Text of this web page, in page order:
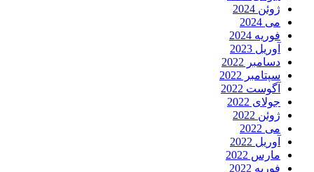
ژوئن 2024
می 2024
فوریه 2024
آوریل 2023
دسامبر 2022
سپتامبر 2022
آگوست 2022
جولای 2022
ژوئن 2022
می 2022
آوریل 2022
مارس 2022
فوریه 2022